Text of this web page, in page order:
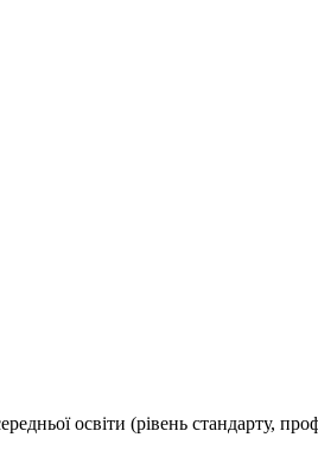
освіти (рівень стандарту,